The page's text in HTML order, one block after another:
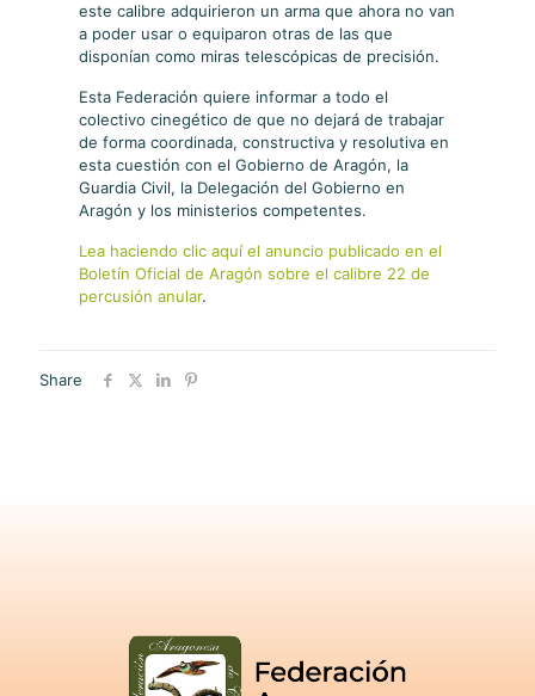
este calibre adquirieron un arma que ahora no van
a poder usar o equiparon otras de las que
disponían como miras telescópicas de precisión.
Esta Federación quiere informar a todo el
colectivo cinegético de que no dejará de trabajar
de forma coordinada, constructiva y resolutiva en
esta cuestión con el Gobierno de Aragón, la
Guardia Civil, la Delegación del Gobierno en
Aragón y los ministerios competentes.
Lea haciendo clic aquí el anuncio publicado en el
Boletín Oficial de Aragón sobre el calibre 22 de
percusión anular.
Share